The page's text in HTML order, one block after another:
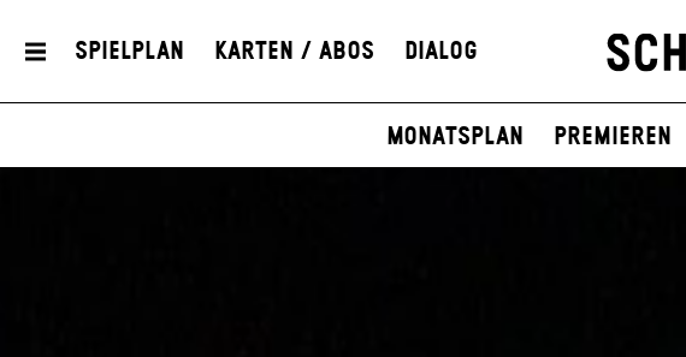
Spielplan Karten / Abos Dialog
Monatsplan Premieren